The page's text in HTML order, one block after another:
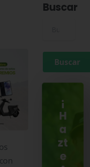
Buscar
¡
H
a
zt
e